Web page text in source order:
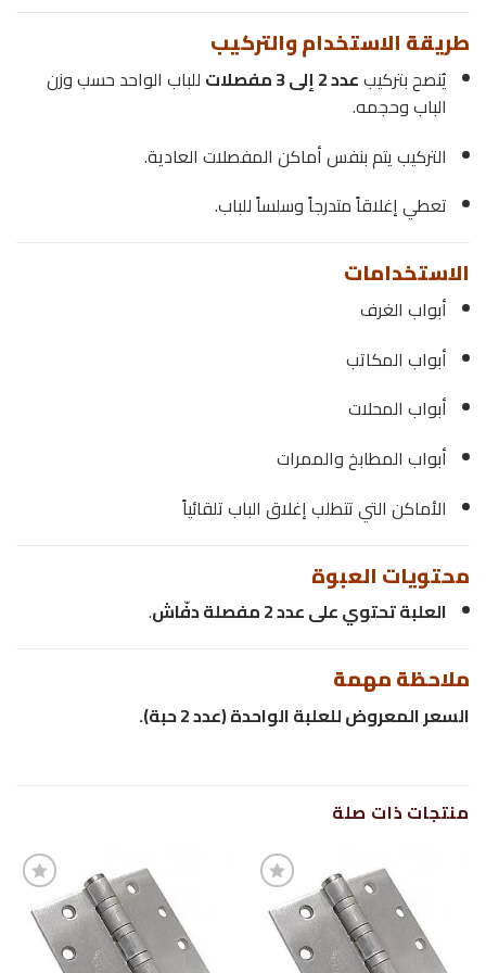
طريقة الاستخدام والتركيب
يُنصح بتركيبعدد 2 إلى 3 مفصلات
للباب الواحد حسب وزن
الباب وحجمه.
التركيب يتم بنفس أماكن المفصلات العادية.
تعطي إغلاقاً متدرجاً وسلساً للباب.
الاستخدامات
أبواب الغرف
أبواب المكاتب
أبواب المحلات
أبواب المطابخ والممرات
الأماكن التي تتطلب إغلاق الباب تلقائياً
محتويات العبوة
العلبة تحتوي على عدد 2 مفصلة دفّاش .
ملاحظة مهمة
السعر المعروض للعلبة الواحدة (عدد 2 حبة).
منتجات ذات صلة
إضافة
إلى
قائمة
الرغبات
إضافة
إلى
قائمة
الرغبات